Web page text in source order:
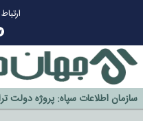
چرا طلا دوباره افزایشی شد؟
گزینه جدایی اوسمار روی میز
آیا رئیس جمهور آمریکا قانون را دور